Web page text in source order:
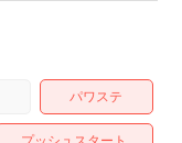
パワステ